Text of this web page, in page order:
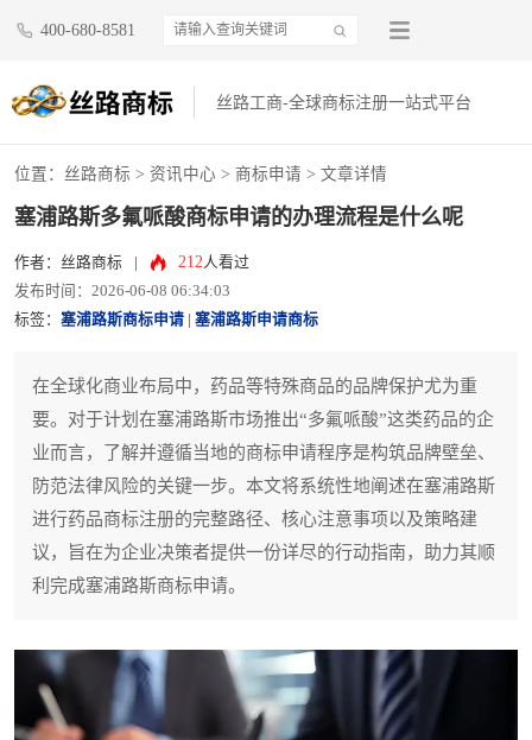
400-680-8581
丝路工商-全球商标注册一站式平台
位置： 丝路商标 > 资讯中心 > 商标申请 > 文章详情
塞浦路斯多氟哌酸商标申请的办理流程是什么呢
作者：丝路商标 212人看过
发布时间：2026-06-08 06:34:03
标签： 塞浦路斯商标申请 塞浦路斯申请商标
在全球化商业布局中，药品等特殊商品的品牌保护尤为重
要。对于计划在塞浦路斯市场推出“多氟哌酸”这类药品的企
业而言，了解并遵循当地的商标申请程序是构筑品牌壁垒、
防范法律风险的关键一步。本文将系统性地阐述在塞浦路斯
进行药品商标注册的完整路径、核心注意事项以及策略建
议，旨在为企业决策者提供一份详尽的行动指南，助力其顺
利完成塞浦路斯商标申请。